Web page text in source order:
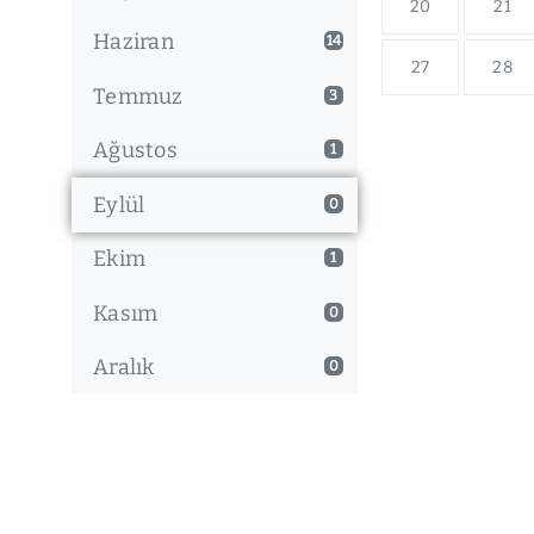
Haziran 14
Temmuz 3
Ağustos 1
Eylül 0
Ekim 1
Kasım 0
Aralık 0
20 21
27 28